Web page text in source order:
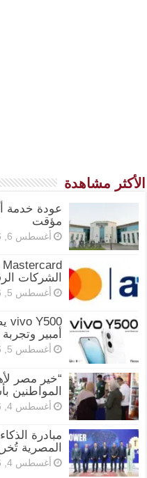
الأكثر مشاهدة
مؤقت
أغسطس 6, 2026
الشركات
أغسطس 5, 2026
أمبير
أغسطس 5, 2026
“خير مصر
المواطنين
أغسطس 4, 2026
مبادرة
المصرية تُخرج 1090 طالبًا بمشروعات
أغسطس 4, 2026